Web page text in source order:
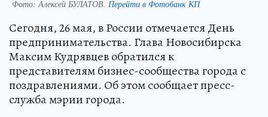
Фото:Алексей БУЛАТОВ. Перейти в Фотобанк КП
Сегодня, 26 мая, в России отмечается День
предпринимательства. Глава Новосибирска
Максим Кудрявцев обратился к
представителям бизнес-сообщества города с
поздравлениями. Об этом сообщает пресс-
служба мэрии города.